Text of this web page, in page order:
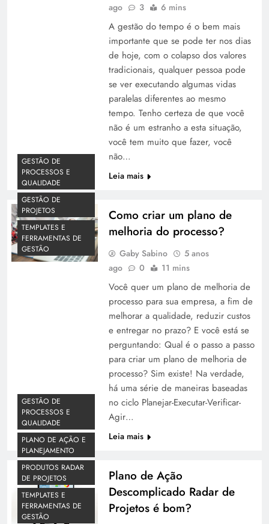
ago
3 6 mins
A gestão do tempo é o bem mais
importante que se pode ter nos dias
de hoje, com o colapso dos valores
tradicionais, qualquer pessoa pode
se ver executando algumas vidas
paralelas diferentes ao mesmo
tempo. Tenho certeza de que você
não é um estranho a esta situação,
você tem muito que fazer, você
não…
Leia mais
GESTÃO DE
PROCESSOS E
QUALIDADE
GESTÃO DE
PROJETOS
TEMPLATES E
FERRAMENTAS DE
GESTÃO
Como criar um plano de
melhoria do processo?
Gaby Sabino
5 anos
ago
0 11 mins
Você quer um plano de melhoria de
processo para sua empresa, a fim de
melhorar a qualidade, reduzir custos
e entregar no prazo? E você está se
perguntando: Qual é o passo a passo
para criar um plano de melhoria de
processo? Sim existe! Na verdade,
há uma série de maneiras baseadas
no ciclo Planejar-Executar-Verificar-
Agir…
Leia mais
GESTÃO DE
PROCESSOS E
QUALIDADE
PLANO DE AÇÃO E
PLANEJAMENTO
PRODUTOS RADAR
DE PROJETOS
TEMPLATES E
FERRAMENTAS DE
GESTÃO
Plano de Ação
Descomplicado Radar de
Projetos é bom?